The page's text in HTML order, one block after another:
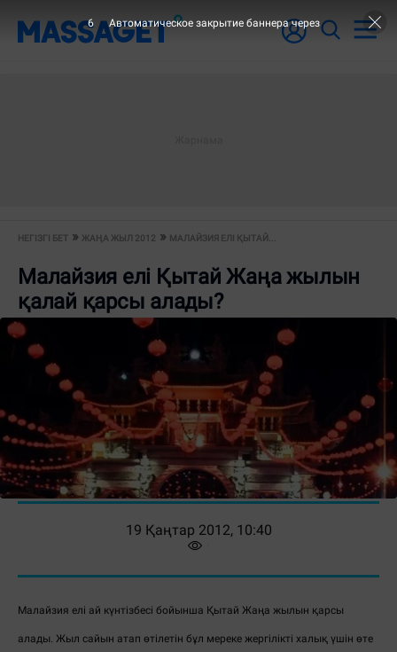
НЕГІЗГІ БЕТ ЖАҢА ЖЫЛ 2012 МАЛАЙЗИЯ ЕЛІ ҚЫТАЙ...
Малайзия елі Қытай Жаңа жылын
қалай қарсы алады?
19 Қаңтар 2012, 10:40
Малайзия елі ай күнтізбесі бойынша Қытай Жаңа жылын қарсы
алады. Жыл сайын атап өтілетін бұл мереке жергілікті халық үшін өте
5 Автоматическое закрытие баннера через